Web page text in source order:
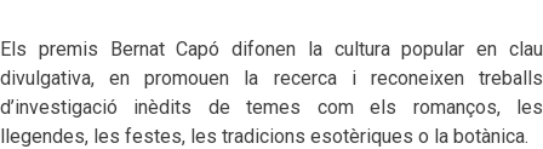
Els premis Bernat Capó difonen la cultura popular en clau
divulgativa, en promouen la recerca i reconeixen treballs
d’investigació inèdits de temes com els romanços, les
llegendes, les festes, les tradicions esotèriques o la botànica.